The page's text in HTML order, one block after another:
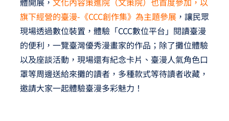
GCU大賽
夢想購物
旗下經營的臺漫-《CCC創作集》為主題參展，讓民眾
現場透過數位裝置，體驗「CCC數位平台」閱讀臺漫
的便利，一覽臺灣優秀漫畫家的作品；除了攤位體驗
以及座談活動，現場還有紀念卡片、臺漫人氣角色口
罩等周邊送給來攤的讀者，多種款式等待讀者收藏，
邀請大家一起體驗臺漫多彩魅力！